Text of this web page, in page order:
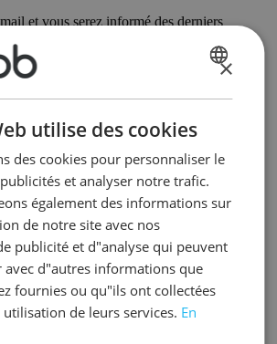
et vous serez informé des derniers
mensuelle.
Emob
×
utilise des cookies
des cookies pour personnaliser le
et analyser notre trafic.
également des informations sur
de notre site avec nos
publicité et d"analyse qui peuvent
avec d"autres informations que
fournies ou qu"ils ont collectées
de leurs services. En